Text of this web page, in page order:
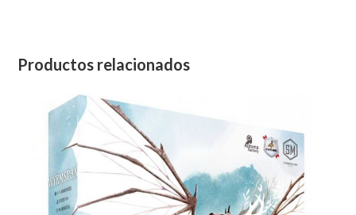
Productos relacionados